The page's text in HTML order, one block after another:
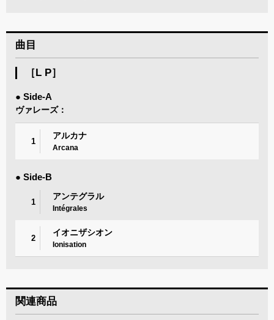
曲目
［L P］
● Side-A
ヴァレーズ：
1
アルカナ
Arcana
● Side-B
1
アンテグラル
Intégrales
2
イオニザシオン
Ionisation
関連商品